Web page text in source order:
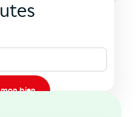
bien